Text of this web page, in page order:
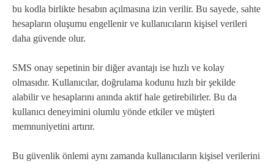
bu kodla birlikte hesabın açılmasına izin verilir. Bu sayede, sahte
hesapların oluşumu engellenir ve kullanıcıların kişisel verileri
daha güvende olur.
SMS onay sepetinin bir diğer avantajı ise hızlı ve kolay
olmasıdır. Kullanıcılar, doğrulama kodunu hızlı bir şekilde
alabilir ve hesaplarını anında aktif hale getirebilirler. Bu da
kullanıcı deneyimini olumlu yönde etkiler ve müşteri
memnuniyetini artırır.
Bu güvenlik önlemi aynı zamanda kullanıcıların kişisel verilerini